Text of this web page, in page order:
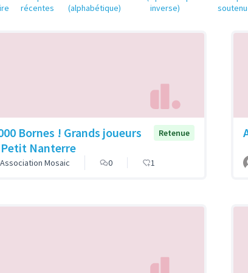
récentes
(alphabétique)
inverse)
Bornes ! Grands joueurs
Nanterre
Retenue
Association Mosaic 0 1